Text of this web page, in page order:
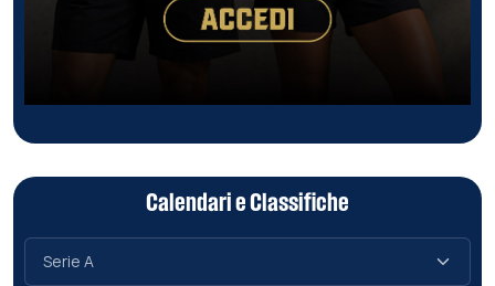
Calendari e Classifiche